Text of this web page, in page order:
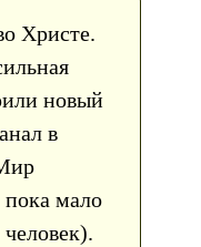
Христе.
новый
в
мало